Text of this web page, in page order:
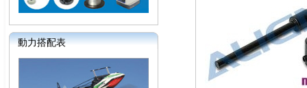
動力搭配表